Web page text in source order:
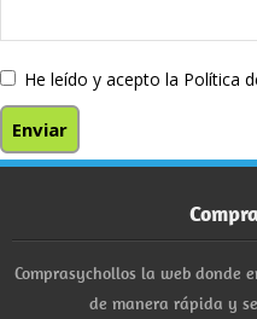
He leído y acepto la Política
Comprasychollos la web donde
de manera rápida y